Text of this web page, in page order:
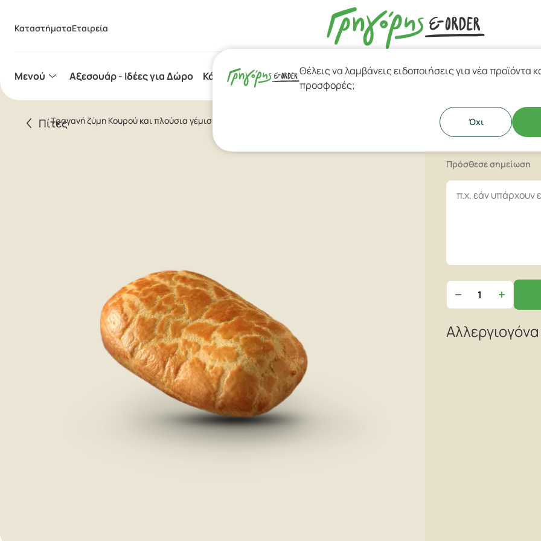
ΚαταστήματαΕταιρεία
Μενού Aξεσουάρ - Ιδέες για Δώρο Κάψουλες Espresso & Ελληνικός Καφές
Πίτες Κουρού
Τραγανή ζύμη Κουρού και πλούσια γέμιση µε φέτα, μυζήθρα νωπή & κεφαλοτύρι.
Πρόσθεσε σημείωση
Αλλεργιογόνα
Θέλεις να λαμβάνεις ειδοποιήσεις για νέα προϊόντα
προσφορές;
Όχι